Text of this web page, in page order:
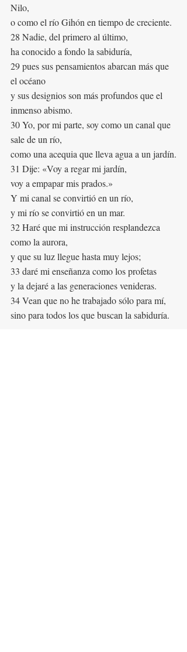
Nilo,
o como el río Gihón en tiempo de creciente.
28 Nadie, del primero al último,
ha conocido a fondo la sabiduría,
29 pues sus pensamientos abarcan más que
el océano
y sus designios son más profundos que el
inmenso abismo.
30 Yo, por mi parte, soy como un canal que
sale de un río,
como una acequia que lleva agua a un jardín.
31 Dije: «Voy a regar mi jardín,
voy a empapar mis prados.»
Y mi canal se convirtió en un río,
y mi río se convirtió en un mar.
32 Haré que mi instrucción resplandezca
como la aurora,
y que su luz llegue hasta muy lejos;
33 daré mi enseñanza como los profetas
y la dejaré a las generaciones venideras.
34 Vean que no he trabajado sólo para mí,
sino para todos los que buscan la sabiduría.